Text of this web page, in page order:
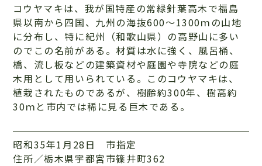
コウヤマキは、我が国特産の常緑針葉高木で福島
県以南から四国、九州の海抜600～1300ｍの山地
に分布し、特に紀州（和歌山県）の高野山に多い
のでこの名前がある。材質は水に強く、風呂桶、
橋、流し板などの建築資材や庭園や寺院などの庭
木用として用いられている。このコウヤマキは、
植栽されたものであるが、樹齢約300年、樹高約
30ｍと市内では稀に見る巨木である。
昭和35年1月28日 市指定
住所／栃木県宇都宮市篠井町362